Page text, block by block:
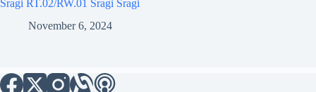
Sragi RT.02/RW.01 Sragi Sragi
November 6, 2024